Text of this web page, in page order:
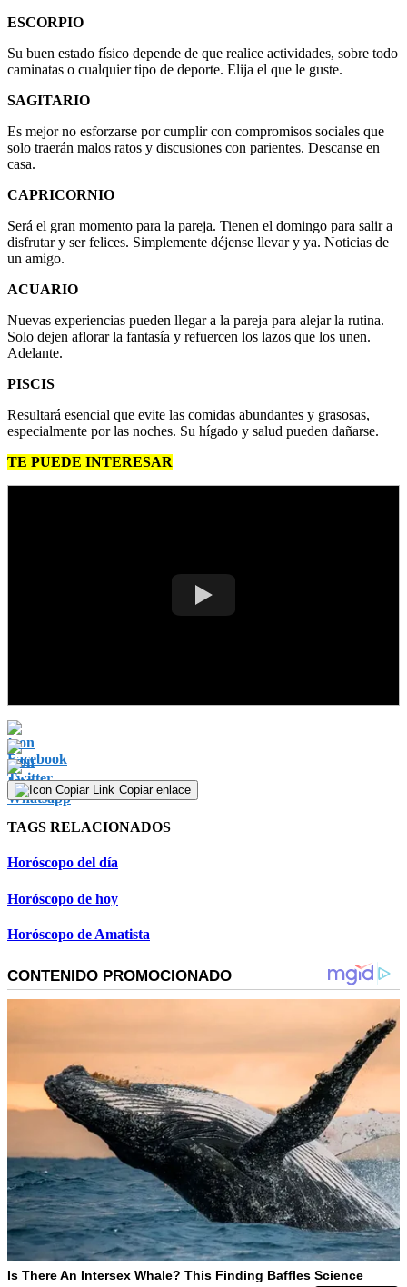
ESCORPIO
Su buen estado físico depende de que realice actividades, sobre todo
caminatas o cualquier tipo de deporte. Elija el que le guste.
SAGITARIO
Es mejor no esforzarse por cumplir con compromisos sociales que
solo traerán malos ratos y discusiones con parientes. Descanse en
casa.
CAPRICORNIO
Será el gran momento para la pareja. Tienen el domingo para salir a
disfrutar y ser felices. Simplemente déjense llevar y ya. Noticias de
un amigo.
ACUARIO
Nuevas experiencias pueden llegar a la pareja para alejar la rutina.
Solo dejen aflorar la fantasía y refuercen los lazos que los unen.
Adelante.
PISCIS
Resultará esencial que evite las comidas abundantes y grasosas,
especialmente por las noches. Su hígado y salud pueden dañarse.
TE PUEDE INTERESAR
Copiar enlace
TAGS RELACIONADOS
Horóscopo del día
Horóscopo de hoy
Horóscopo de Amatista